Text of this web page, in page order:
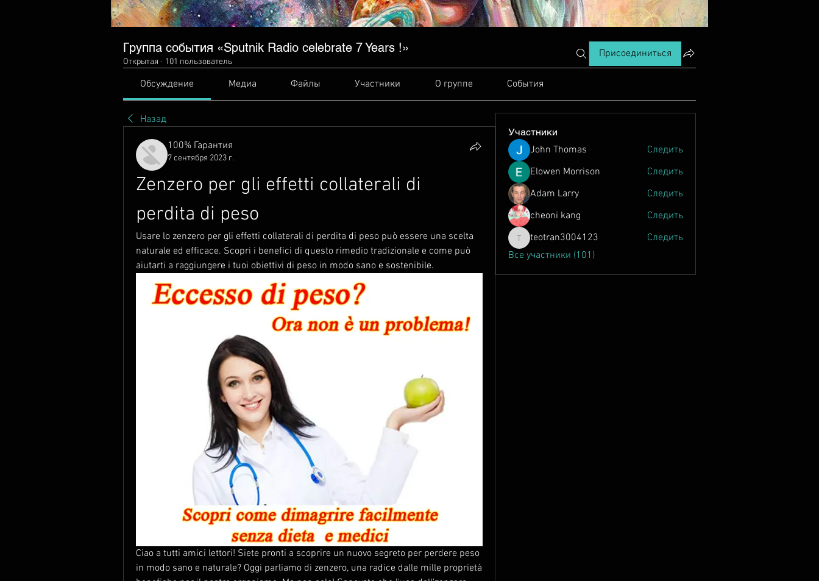
Группа события «Sputnik Radio сelebrate 7 Years !»
Открытая · 101 пользователь
Присоединиться
Обсуждение Медиа Файлы Участники О группе События
Назад
100% Гарантия
7 сентября 2023 г.
Zenzero per gli effetti collaterali di
perdita di peso
Usare lo zenzero per gli effetti collaterali di perdita di peso può essere una scelta
naturale ed efficace. Scopri i benefici di questo rimedio tradizionale e come può
aiutarti a raggiungere i tuoi obiettivi di peso in modo sano e sostenibile.
Ciao a tutti amici lettori! Siete pronti a scoprire un nuovo segreto per perdere peso
in modo sano e naturale? Oggi parliamo di zenzero, una radice dalle mille proprietà
Участники
John Thomas
Следить
Elowen Morrison
Следить
Adam Larry
Следить
cheoni kang
Следить
teotran3004123
teotran3004123
Следить
Все участники (101)